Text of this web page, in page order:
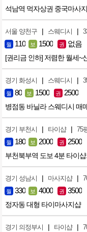
석남역 먹자상권 중국마사
서울 양천구 | 스웨디시 |
월 110 보 1500 권 없음
[권리금 인하] 저렴한 월세~
경기 화성시 | 스웨디시 |
월 80 보 1500 권 2500
병점동 바닐라 스웨디시 매
경기 부천시 | 타이샵 | 75
월 180 보 2000 권 2500
부천북부역 도보 4분 타이샵.
경기 성남시 | 마사지샵 |
월 330 보 4000 권 3500
정자동 대형 타이마사지샵
경기 의정부시 | 타이샵 |